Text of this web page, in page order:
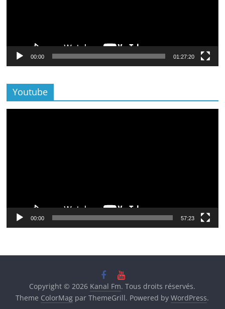
00:00 01:27:20
Youtube
00:00 57:23
Copyright © 2026 Kanal Fm. Tous droits réservés.
Theme ColorMag par ThemeGrill. Powered byWordPress.